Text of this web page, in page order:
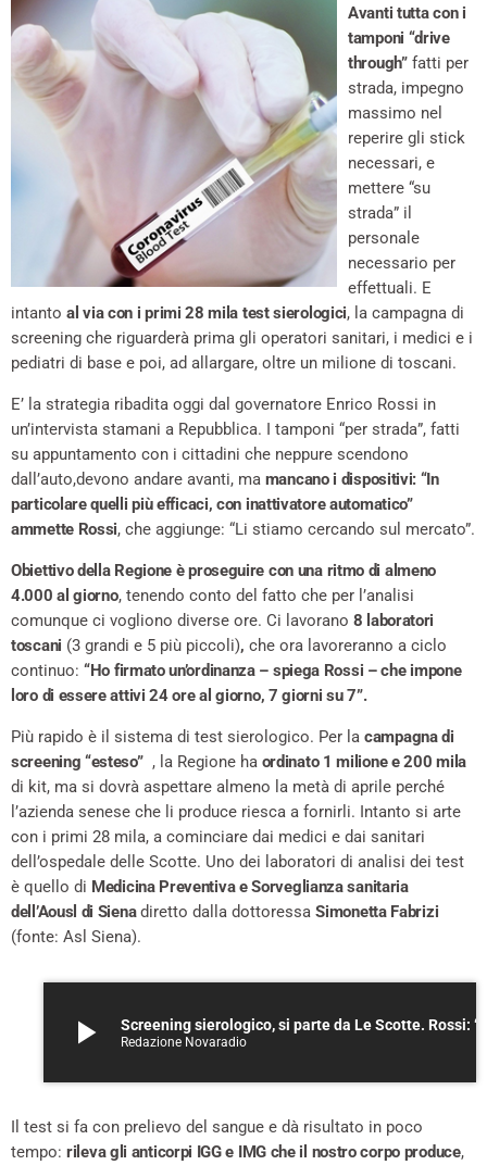
Avanti tutta con i
tamponi “drive
through”fatti per
strada, impegno
massimo nel
reperire gli stick
necessari, e
mettere “su
strada” il
personale
necessario per
effettuali. E
intanto al via con i primi 28 mila test sierologici, la campagna di
screening che riguarderà prima gli operatori sanitari, i medici e i
pediatri di base e poi, ad allargare, oltre un milione di toscani.
E’ la strategia ribadita oggi dal governatore Enrico Rossi in
un’intervista stamani a Repubblica. I tamponi “per strada”, fatti
su appuntamento con i cittadini che neppure scendono
dall’auto,devono andare avanti, ma mancano i dispositivi: “In
particolare quelli più efficaci, con inattivatore automatico”
ammette Rossi, che aggiunge: “Li stiamo cercando sul mercato”.
Obiettivo della Regione è proseguire con una ritmo di almeno
4.000 al giorno, tenendo conto del fatto che per l’analisi
comunque ci vogliono diverse ore. Ci lavorano 8 laboratori
toscani (3 grandi e 5 più piccoli), che ora lavoreranno a ciclo
continuo: “Ho firmato un’ordinanza – spiega Rossi – che impone
loro di essere attivi 24 ore al giorno, 7 giorni su 7”.
Più rapido è il sistema di test sierologico. Per la campagna di
screening “esteso”, la Regione ha ordinato 1 milione e 200 mila
di kit, ma si dovrà aspettare almeno la metà di aprile perché
l’azienda senese che li produce riesca a fornirli. Intanto si arte
con i primi 28 mila, a cominciare dai medici e dai sanitari
dell’ospedale delle Scotte. Uno dei laboratori di analisi dei test
è quello di Medicina Preventiva e Sorveglianza sanitaria
dell’Aousl di Sienadiretto dalla dottoressaSimonetta Fabrizi
(fonte: Asl Siena).
play_arrow Redazione Novaradio
Il test si fa con prelievo del sangue e dà risultato in poco
tempo: rileva gli anticorpi IGG e IMG che il nostro corpo produce,